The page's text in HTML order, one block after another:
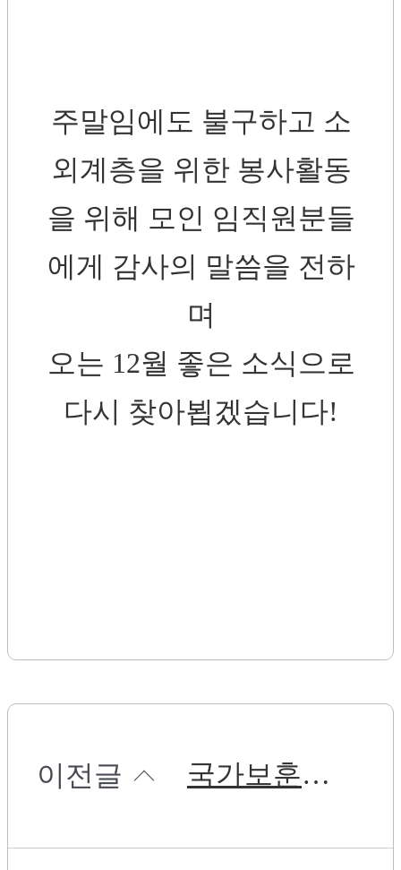
주말임에도 불구하고 소
외계층을 위한 봉사활동
을 위해 모인 임직원분들
에게 감사의 말씀을 전하
며
오는 12월 좋은 소식으로
다시 찾아뵙겠습니다!
이전글 국가보훈부 리스펙 제대군인(12월호) 회사 소개